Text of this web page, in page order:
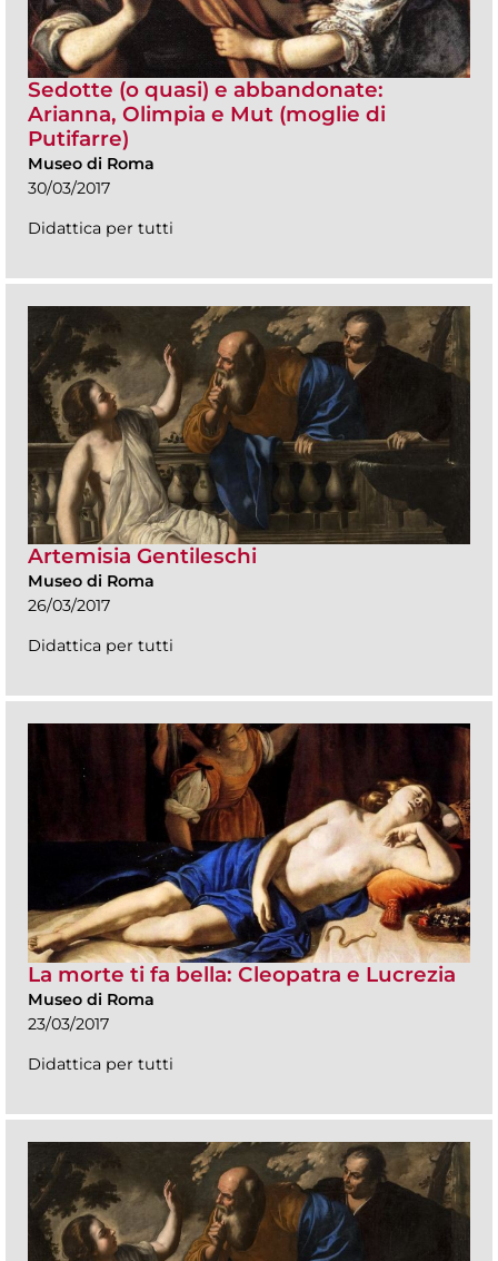
Sedotte (o quasi) e abbandonate:
Arianna, Olimpia e Mut (moglie di
Putifarre)
Museo di Roma
30/03/2017
Didattica per tutti
Artemisia Gentileschi
Museo di Roma
26/03/2017
Didattica per tutti
La morte ti fa bella: Cleopatra e Lucrezia
Museo di Roma
23/03/2017
Didattica per tutti